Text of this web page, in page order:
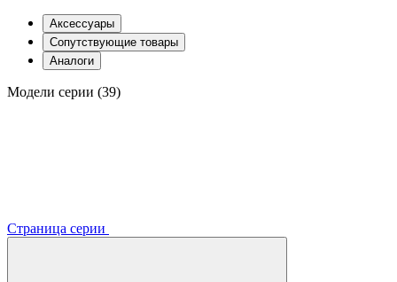
Аксессуары
Сопутствующие товары
Аналоги
Модели серии (39)
Страница серии